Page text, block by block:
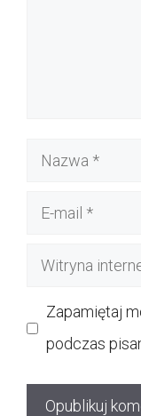
Nazwa
Witryna
Zapamiętaj
podczas